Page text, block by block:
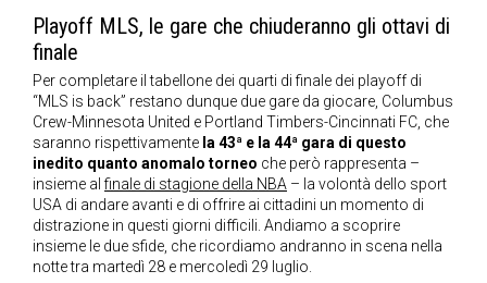
Playoff MLS, le gare che chiuderanno gli ottavi di
finale
Per completare il tabellone dei quarti di finale dei playoff di
“MLS is back” restano dunque due gare da giocare, Columbus
Crew-Minnesota United e Portland Timbers-Cincinnati FC, che
saranno rispettivamente la 43ª e la 44ª gara di questo
inedito quanto anomalo torneo che però rappresenta –
insieme alfinale di stagione della NBA – la volontà dello sport
USA di andare avanti e di offrire ai cittadini un momento di
distrazione in questi giorni difficili. Andiamo a scoprire
insieme le due sfide, che ricordiamo andranno in scena nella
notte tra martedì 28 e mercoledì 29 luglio.